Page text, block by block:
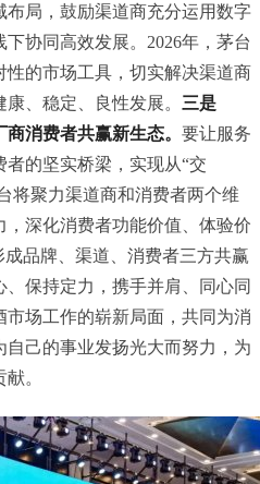
布局，鼓励渠道商充分运用数字
协同高效发展。2026年，茅台
的市场工具，切实解决渠道商
、稳定、良性发展。 三是
消费者共赢新生态。 要让服务
的坚实桥梁，实现从“交
将聚力渠道商和消费者两个维
深化消费者功能价值、体验价
品牌、渠道、消费者三方共赢
保持定力，携手并肩、同心同
场工作的崭新局面，共同为消
己的事业发扬光大而努力，为
。